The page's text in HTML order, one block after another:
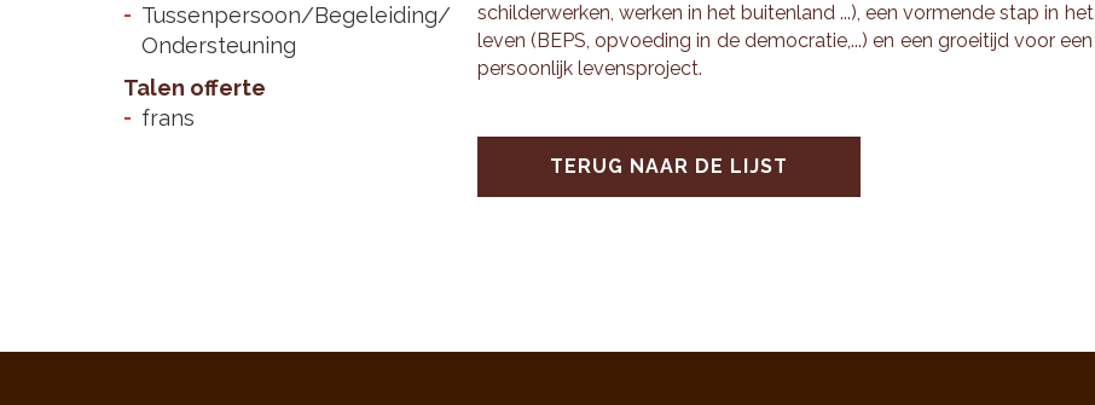
Tussenpersoon/Begeleiding/
Ondersteuning
Talen offerte
frans
schil­der­wer­ken, wer­ken in het bui­ten­land ...), een vor­men­de stap in het
leven (BEPS, op­voe­ding in de de­mo­cra­tie,...) en een groei­tijd voor een
per­soon­lijk le­venspro­ject.
TERUG NAAR DE LIJST